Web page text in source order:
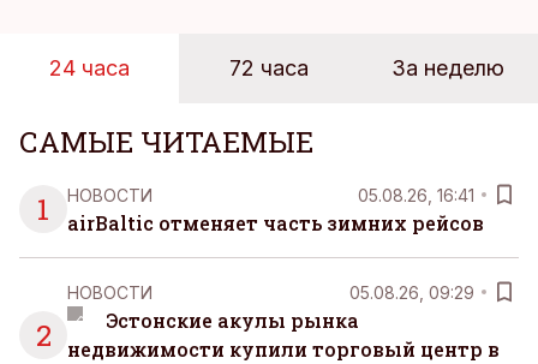
24 часа 72 часа За неделю
САМЫЕ ЧИТАЕМЫЕ
1
НОВОСТИ 05.08.26, 16:41
airBaltic отменяет часть зимних рейсов
2
НОВОСТИ 05.08.26, 09:29
Эстонские акулы рынка
недвижимости купили торговый центр в